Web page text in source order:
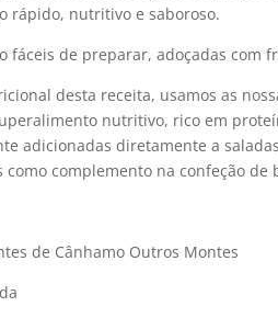
rápido, nutritivo e saboroso.
fáceis de preparar, adoçadas com
desta receita, usamos as
nutritivo, rico em
adicionadas diretamente a
complemento na confeção de
de Cânhamo Outros Montes